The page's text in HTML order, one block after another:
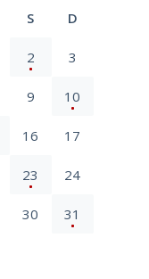
S D
2 3
9 10
16 17
23 24
30 31